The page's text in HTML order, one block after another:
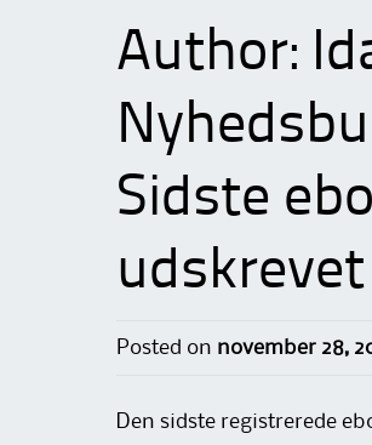
Author:
Sidste
Posted on november 28,
Den sidste registrerede